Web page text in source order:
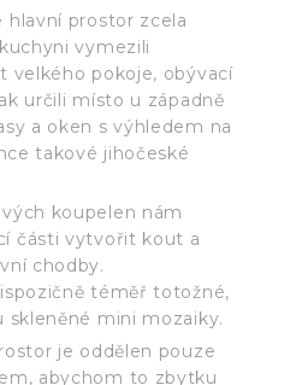
hlavní prostor zcela
vymezili
velkého pokoje, obývací
určili místo u západně
a oken s výhledem na
takové jihočeské
koupelen nám
části vytvořit kout a
chodby.
téměř totožné,
skleněné mini mozaiky.
je oddělen pouze
abychom to zbytku